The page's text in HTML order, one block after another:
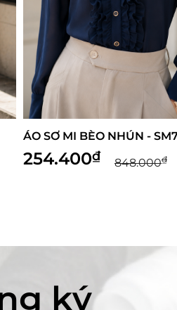
- SM752
₫
ÁO PEPLUM -
449.000₫
ký